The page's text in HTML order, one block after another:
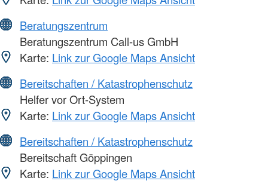
Beratungszentrum
Beratungszentrum Call-us GmbH
Karte: Link zur Google Maps Ansicht
Bereitschaften / Katastrophenschutz
Helfer vor Ort-System
Karte: Link zur Google Maps Ansicht
Bereitschaften / Katastrophenschutz
Bereitschaft Göppingen
Karte: Link zur Google Maps Ansicht